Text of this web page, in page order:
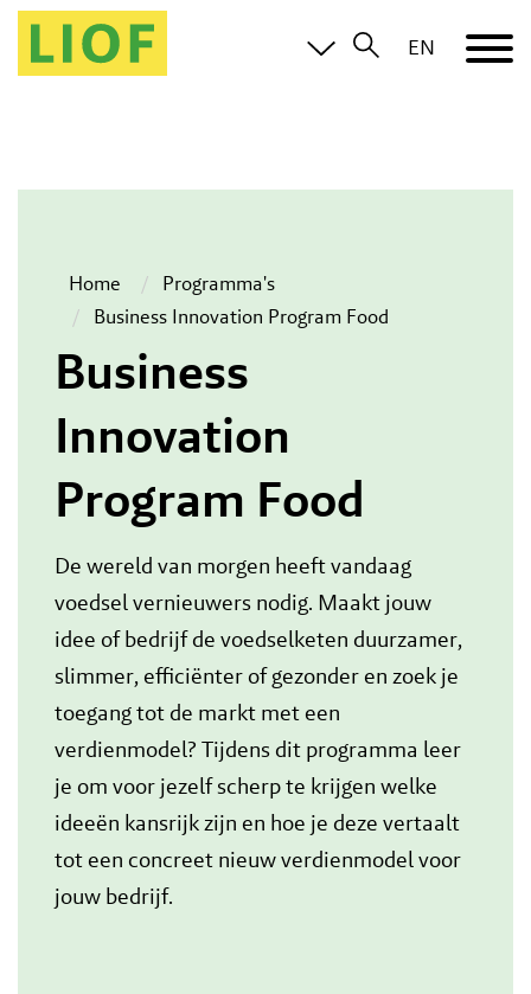
EN
Home
Programma's
Business Innovation Program Food
Business
Innovation
Program Food
De wereld van morgen heeft vandaag
voedsel vernieuwers nodig. Maakt jouw
idee of bedrijf de voedselketen duurzamer,
slimmer, efficiënter of gezonder en zoek je
toegang tot de markt met een
verdienmodel? Tijdens dit programma leer
je om voor jezelf scherp te krijgen welke
ideeën kansrijk zijn en hoe je deze vertaalt
tot een concreet nieuw verdienmodel voor
jouw bedrijf.